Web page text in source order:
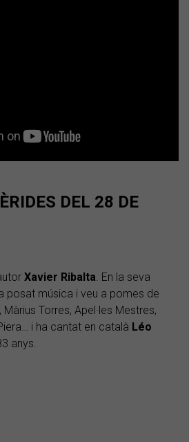
DEL 28 DE
Xavier Ribalta. En la seva
posat música i veu a pomes de
Torres, Apel·les Mestres,
i ha cantat en català Léo
anys.